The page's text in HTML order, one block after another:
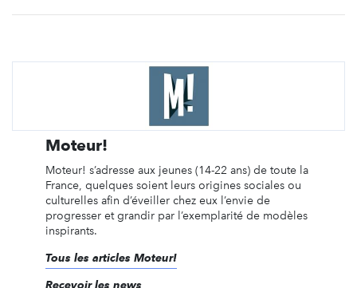
Moteur!
Moteur! s’adresse aux jeunes (14-22 ans) de toute la
France, quelques soient leurs origines sociales ou
culturelles afin d’éveiller chez eux l’envie de
progresser et grandir par l’exemplarité de modèles
inspirants.
Tous les articles Moteur!
Recevoir les news